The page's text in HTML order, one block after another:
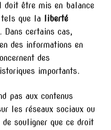
être mis en balance
tels que la liberté
. Dans certains cas,
des informations en
des
importants.
pas aux contenus
les réseaux sociaux ou
souligner que ce droit